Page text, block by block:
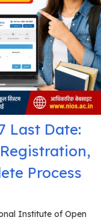
Last Date:
Process
Institute of Open